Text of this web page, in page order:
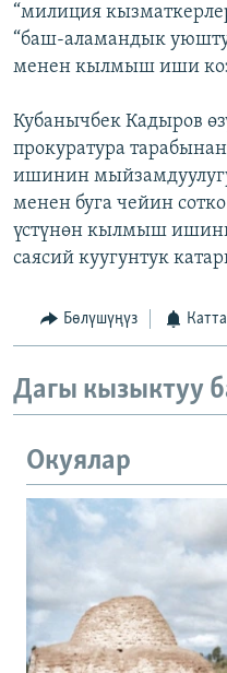
“милиция
“баш-аламандык
менен кылмыш иши
Кубанычбек Кадыров
прокуратура
ишинин
менен буга чейин
үстүнөн кылмыш
саясий куугунтук
Бөлүшүңүз
Дагы кызыктуу
Окуялар